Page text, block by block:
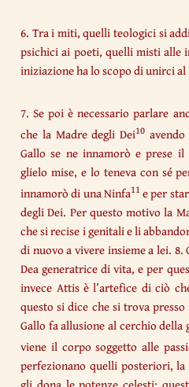
6. Tra i miti, quelli teologici si
psichici ai poeti, quelli misti alle
iniziazione ha lo scopo di unirci al
7. Se poi è necessario parlare
che la Madre degli Dei10
Gallo se ne innamorò e prese
glielo mise, e lo teneva con sé
innamorò di una Ninfa11e per
degli Dei. Per questo motivo la
che si recise i genitali e li
di nuovo a vivere insieme a lei. 8.
Dea generatrice di vita, e per
invece Attis è l’artefice di ciò
questo si dice che si trova
Gallo fa allusione al cerchio della
viene il corpo soggetto alle
perfezionano quelli posteriori,